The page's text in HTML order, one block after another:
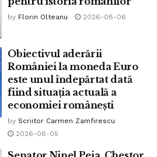
by Florin Olteanu 2026-08-06
Obiectivul aderării
României la moneda Euro
este unul îndepărtat dată
fiind situația actuală a
economiei românești
by Scriitor Carmen Zamfirescu
2026-08-05